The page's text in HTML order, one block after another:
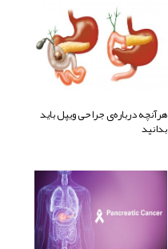
هرآنچه درباره‌ی جراحی ویپل باید
بدانید